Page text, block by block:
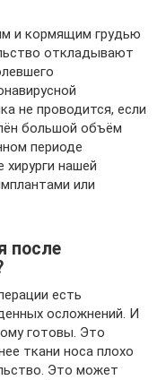
и кормящим грудью
откладывают
не проводится, если
большой объём
периоде
нашей
или
после
есть
осложнений. И
готовы. Это
ткани носа плохо
Это может